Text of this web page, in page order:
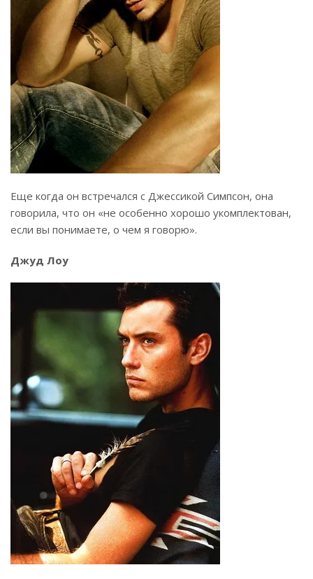
Еще когда он встречался с Джессикой Симпсон, она
говорила, что он «не особенно хорошо укомплектован,
если вы понимаете, о чем я говорю».
Джуд Лоу